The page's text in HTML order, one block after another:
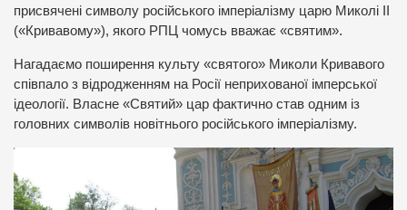
присвячені символу російського імперіалізму царю Миколі II
(«Кривавому»), якого РПЦ чомусь вважає «святим».
Нагадаємо поширення культу «святого» Миколи Кривавого
співпало з відродженням на Росії неприхованої імперської
ідеології. Власне «Святий» цар фактично став одним із
головних символів новітнього російського імперіалізму.